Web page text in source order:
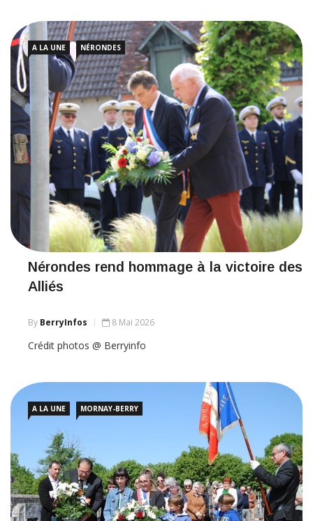
A LA UNE NÉRONDES
Nérondes rend hommage à la victoire des
Alliés
By BerryInfos 8 Mai 2026
Crédit photos @ Berryinfo
A LA UNE MORNAY-BERRY